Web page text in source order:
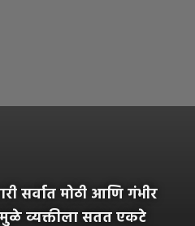
सर्वात मोठी आणि गंभीर
व्यक्तीला सतत एकटे